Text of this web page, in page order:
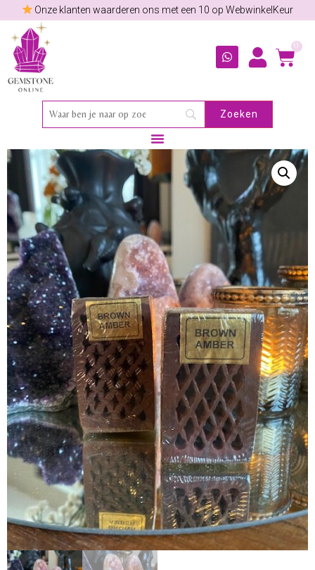
Onze klanten waarderen ons met een 10 op WebwinkelKeur
0